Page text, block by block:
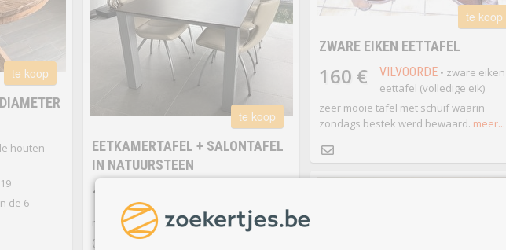
te koop
ZWARE EIKEN EETTAFEL
160 € VILVOORDE • zware eiken
eettafel (volledige eik)
zeer mooie tafel met schuif waarin
zondags bestek werd bewaard. meer...
te koop
houten
de 6
te koop
EETKAMERTAFEL + SALONTAFEL
IN NATUURSTEEN
180 €
salontafel uit Silestone
natuursteencomposiet.
(Opgelet ! Stoelen aan eetkamertafel zijn